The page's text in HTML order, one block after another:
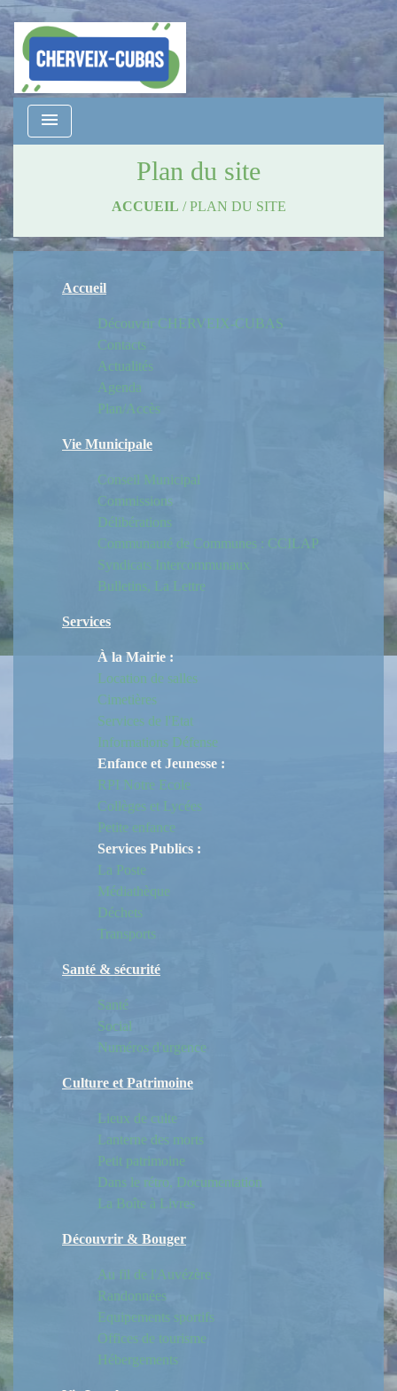
menu
Plan du site
ACCUEIL /PLAN DU SITE
Accueil
Découvrir CHERVEIX-CUBAS
Contacts
Actualités
Agenda
Plan/Accès
Vie Municipale
Conseil Municipal
Commissions
Délibérations
Communauté de Communes : CCILAP
Syndicats Intercommunaux
Bulletins, La Lettre
Services
À la Mairie :
Location de salles
Cimetières
Services de l'Etat
Informations Défense
Enfance et Jeunesse :
RPI Notre Ecole
Collèges et Lycées
Petite enfance
Services Publics :
La Poste
Médiathèque
Déchets
Transports
Santé & sécurité
Santé
Social
Numéros d'urgence
Culture et Patrimoine
Lieux de culte
Lanterne des morts
Petit patrimoine
Dans le rétro, Documentation
La Boîte à Livres
Découvrir & Bouger
Au fil de l'Auvézère
Randonnées
Equipements sportifs
Offices de tourisme
Hébergements